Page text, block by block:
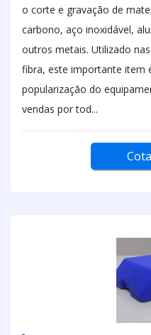
o corte e gravação de
carbono, aço inoxidável,
outros metais. Utilizado
fibra, este importante item
popularização do
vendas por tod...